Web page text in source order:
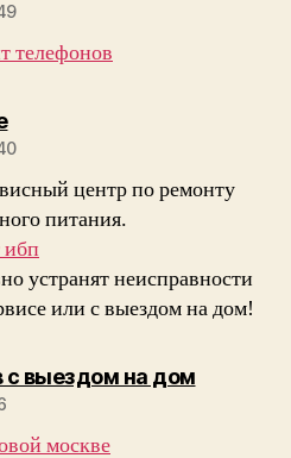
телефонов
sagt:
центр по ремонту
питания.
ибп
устранят неисправности
или с выездом на дом!
с выездом на домsagt:
москве